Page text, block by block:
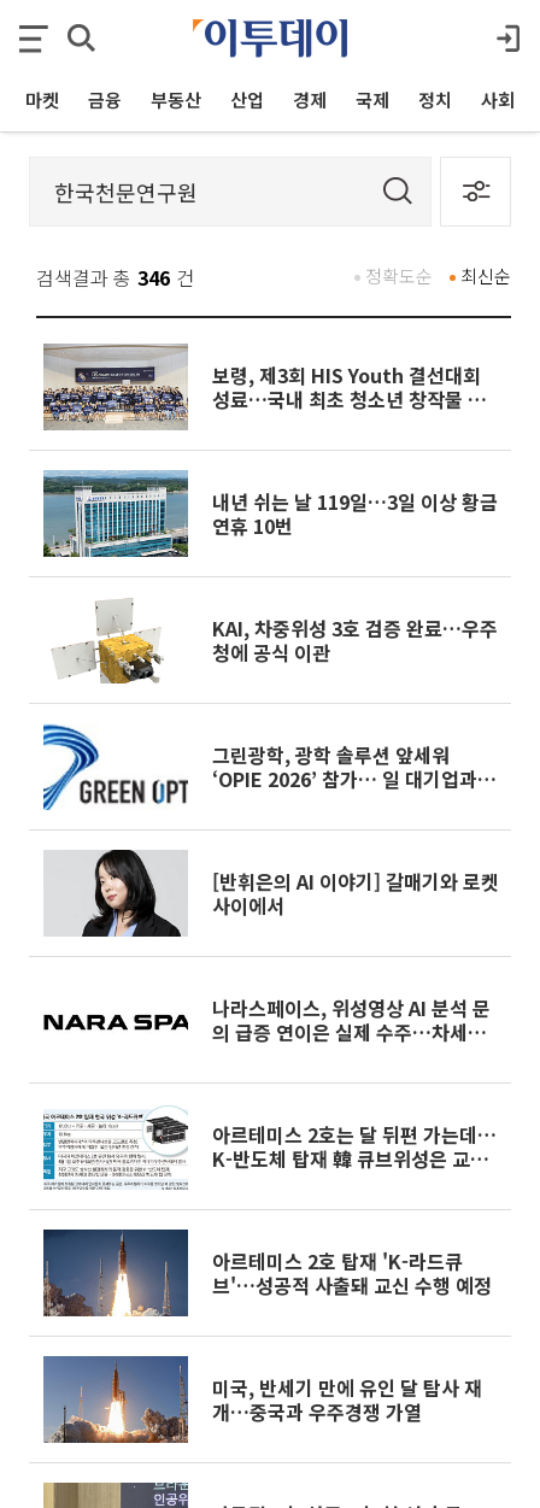
마켓 금융 부동산 산업 경제 국제 정치 사회
검색결과 총 346 건 최신순
정확도순
보령, 제3회 HIS Youth 결선대회
성료…국내 최초 청소년 창작물 달
내년 쉬는 날 119일…3일 이상 황금
연휴 10번
KAI, 차중위성 3호 검증 완료…우주
청에 공식 이관
그린광학, 광학 솔루션 앞세워
‘OPIE 2026’ 참가… 일 대기업과
[반휘은의 AI 이야기] 갈매기와 로켓
사이에서
나라스페이스, 위성영상 AI 분석 문
의 급증 연이은 실제 수주…차세대
아르테미스 2호는 달 뒤편 가는데…
K-반도체 탑재 韓 큐브위성은 교신
아르테미스 2호 탑재 'K-라드큐
브'…성공적 사출돼 교신 수행 예정
미국, 반세기 만에 유인 달 탐사 재
개…중국과 우주경쟁 가열